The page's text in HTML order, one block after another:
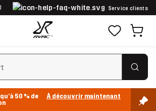
Service clients
50 % de
À découvrir maintenant